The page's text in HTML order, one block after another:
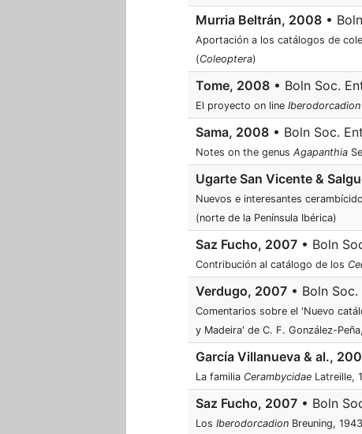
Murria Beltrán, 2008 •
Aportación a los catálogos de
(Coleoptera)
Tome, 2008 • Boln Soc.
El proyecto on line Iberodorcadion
Sama, 2008 • Boln Soc.
Notes on the genus Agapanthia
Ugarte San Vicente &
Nuevos e interesantes
(norte de la Península Ibérica)
Saz Fucho, 2007 • Boln
Contribución al catálogo de los
Verdugo, 2007 • Boln
Comentarios sobre el 'Nuevo
y Madeira' de C. F. González-
García Villanueva & al.,
La familia Cerambycidae Latreille,
Saz Fucho, 2007 • Boln
Los Iberodorcadion Breuning,